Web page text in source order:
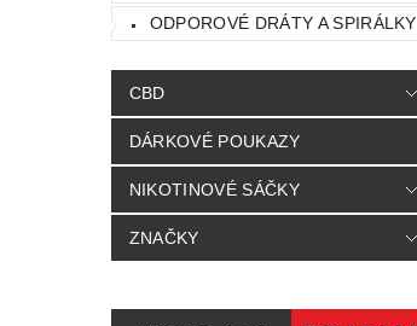
ODPOROVÉ DRÁTY A SPIRÁLKY
CBD
DÁRKOVÉ POUKAZY
NIKOTINOVÉ SÁČKY
ZNAČKY